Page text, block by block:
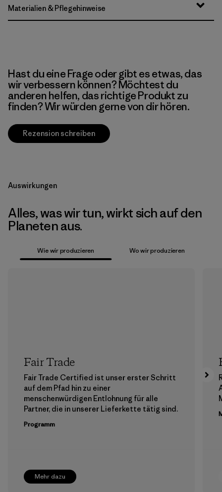
Materialien & Pflegehinweise
Hast du eine Frage oder gibt es etwas, das
wir verbessern können? Möchtest du
anderen helfen, das richtige Produkt zu
finden? Wir würden gerne von dir hören.
Rezension schreiben
Auswirkungen
Alles, was wir tun, wirkt sich auf den
Planeten aus.
Wie wir produzieren Wo wir produzieren
Mehr dazu
Fair Trade
Fair Trade Certified ist unser erster Schritt
auf dem Pfad hin zu einer
menschenwürdigen Entlohnung für alle
Partner, die in unserer Lieferkette tätig sind.
Programm